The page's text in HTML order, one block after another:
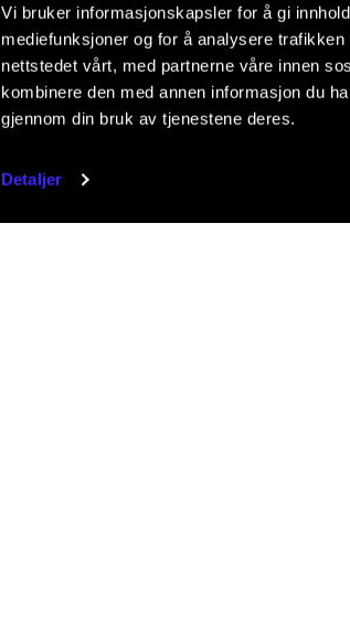
Vi bruker informasjonskapsler for å gi
mediefunksjoner og for å analysere
nettstedet vårt, med partnerne våre innen
kombinere den med annen informasjon du
gjennom din bruk av tjenestene deres.
Detaljer